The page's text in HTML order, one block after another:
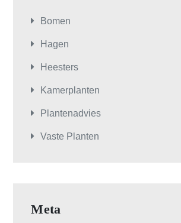
Bomen
Hagen
Heesters
Kamerplanten
Plantenadvies
Vaste Planten
Meta